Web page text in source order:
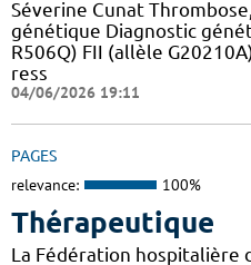
Séverine Cunat
génétique Diagnostic
R506Q) FII (allèle
ress
04/06/2026 19:11
PAGES
relevance: 100%
Thérapeutique
La Fédération hospitalière